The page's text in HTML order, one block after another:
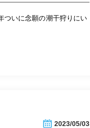
ついに念願の潮干狩りにい
2023/05/03